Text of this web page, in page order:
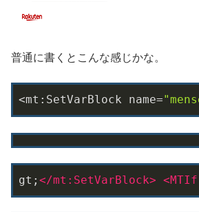
普通に書くとこんな感じかな。
<mt:SetVarBlock name=
gt; </mt:SetVarBlock> <MTIf